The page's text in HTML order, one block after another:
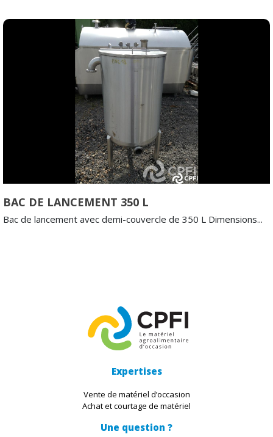
BAC DE LANCEMENT 350 L
Bac de lancement avec demi-couvercle de 350 L Dimensions...
Expertises
Vente de matériel d’occasion
Achat et courtage de matériel
Une question ?